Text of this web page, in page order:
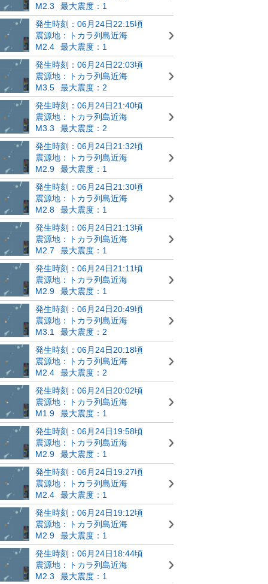
M2.3
最大震度：1
発生時刻：06月24日22:15頃
震源地：トカラ列島近海
M2.4
最大震度：1
発生時刻：06月24日22:03頃
震源地：トカラ列島近海
M3.5
最大震度：2
発生時刻：06月24日21:40頃
震源地：トカラ列島近海
M3.3
最大震度：2
発生時刻：06月24日21:32頃
震源地：トカラ列島近海
M2.9
最大震度：1
発生時刻：06月24日21:30頃
震源地：トカラ列島近海
M2.8
最大震度：1
発生時刻：06月24日21:13頃
震源地：トカラ列島近海
M2.7
最大震度：1
発生時刻：06月24日21:11頃
震源地：トカラ列島近海
M2.9
最大震度：1
発生時刻：06月24日20:49頃
震源地：トカラ列島近海
M3.1
最大震度：2
発生時刻：06月24日20:18頃
震源地：トカラ列島近海
M2.4
最大震度：2
発生時刻：06月24日20:02頃
震源地：トカラ列島近海
M1.9
最大震度：1
発生時刻：06月24日19:58頃
震源地：トカラ列島近海
M2.9
最大震度：1
発生時刻：06月24日19:27頃
震源地：トカラ列島近海
M2.4
最大震度：1
発生時刻：06月24日19:12頃
震源地：トカラ列島近海
M2.9
最大震度：1
発生時刻：06月24日18:44頃
震源地：トカラ列島近海
M2.3
最大震度：1